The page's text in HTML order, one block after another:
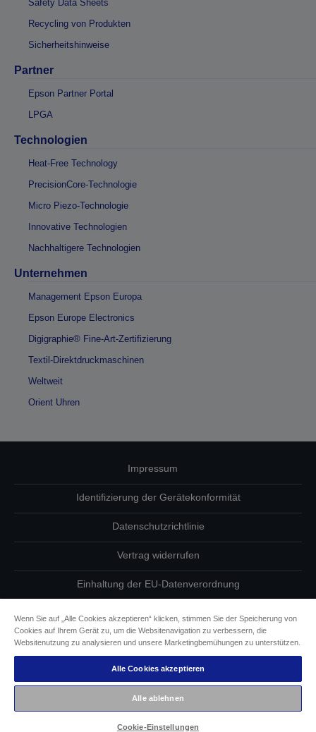
Safety Data Sheets
Recycling von Produkten
Sicherheitshinweise
Partner
Epson Partner Portal
LPGA
Technologien
Heat-Free Technology
PrecisionCore-Technologie
Micro Piezo-Technologie
Innovative Technologien
Nachhaltigere Technologien
Unternehmen
Management Epson Europa
Epson Europe Electronics
Digigraphie® Fine-Art-Zertifizierung
Textil-Direktdruckmaschinen
Weltweit
Orient Uhren
Impressum
Identifizierung der Gerätekonformität
Datenschutzrichtlinie
Vertrag widerrufen
Einhaltung der EU-Datenverordnung
Informationen zu Cookies
Epson Engagement für Barrierefreiheit
Copyright © 2026 Seiko Epson
Wenn Sie auf „Alle Cookies akzeptieren“ klicken, stimmen Sie der Speicherung von
Cookies auf Ihrem Gerät zu, um die Websitenavigation zu verbessern, die
Websitenutzung zu analysieren und unsere Marketingbemühungen zu unterstützen.
Alle Cookies akzeptieren
Alle ablehnen
Cookie-Einstellungen